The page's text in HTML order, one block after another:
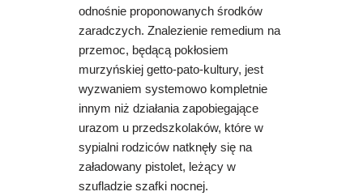
odnośnie proponowanych środków
zaradczych. Znalezienie remedium na
przemoc, będącą pokłosiem
murzyńskiej getto-pato-kultury, jest
wyzwaniem systemowo kompletnie
innym niż działania zapobiegające
urazom u przedszkolaków, które w
sypialni rodziców natknęły się na
załadowany pistolet, leżący w
szufladzie szafki nocnej.